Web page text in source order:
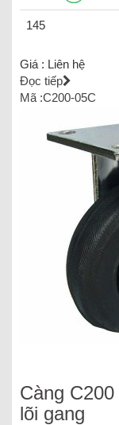
145
Giá : Liên hệ
Đọc tiếp
Mã :C200-05C
Càng
lõi gang